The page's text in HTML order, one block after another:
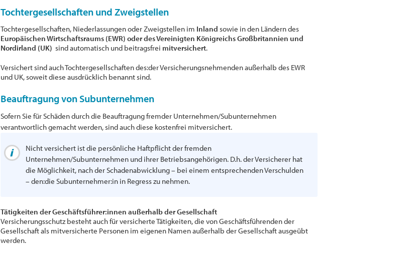
Tochtergesellschaften und Zweigstellen
Tochtergesellschaften, Niederlassungen oder Zweigstellen im Inland sowie in den Ländern des
Europäischen Wirtschaftsraums (EWR) oder des Vereinigten Königreichs Großbritannien und
Nordirland (UK) sind automatisch und beitragsfrei mitversichert.
Versichert sind auch Tochtergesellschaften des:der Versicherungsnehmenden außerhalb des EWR
und UK, soweit diese ausdrücklich benannt sind.
Beauftragung von Subunternehmen
Sofern Sie für Schäden durch die Beauftragung fremder Unternehmen/Subunternehmen
verantwortlich gemacht werden, sind auch diese kostenfrei mitversichert.
Nicht versichert ist die persönliche Haftpflicht der fremden
Unternehmen/Subunternehmen und ihrer Betriebsangehörigen. D.h. der Versicherer hat
die Möglichkeit, nach der Schadenabwicklung – bei einem entsprechenden Verschulden
– den:die Subunternehmer:in in Regress zu nehmen.
Tätigkeiten der Geschäftsführer:innen außerhalb der Gesellschaft
Versicherungsschutz besteht auch für versicherte Tätigkeiten, die von Geschäftsführenden der
Gesellschaft als mitversicherte Personen im eigenen Namen außerhalb der Gesellschaft ausgeübt
werden.